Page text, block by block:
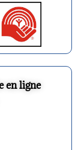
en ligne